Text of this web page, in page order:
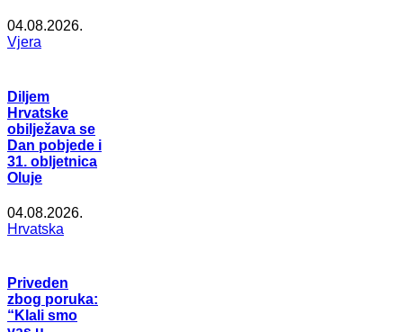
04.08.2026.
Vjera
Diljem
Hrvatske
obilježava se
Dan pobjede i
31. obljetnica
Oluje
04.08.2026.
Hrvatska
Priveden
zbog poruka:
“Klali smo